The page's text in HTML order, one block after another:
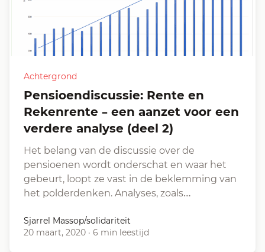
Achtergrond
Pensioendiscussie: Rente en
Rekenrente – een aanzet voor een
verdere analyse (deel 2)
Het belang van de discussie over de
pensioenen wordt onderschat en waar het
gebeurt, loopt ze vast in de beklemming van
het polderdenken. Analyses, zoals…
Sjarrel Massop/solidariteit
20 maart, 2020 · 6 min leestijd